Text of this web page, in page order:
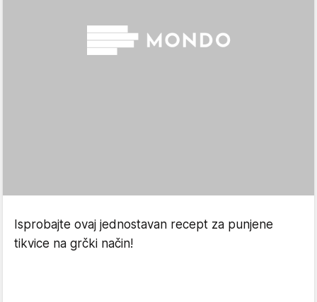
Isprobajte ovaj jednostavan recept za punjene
tikvice na grčki način!